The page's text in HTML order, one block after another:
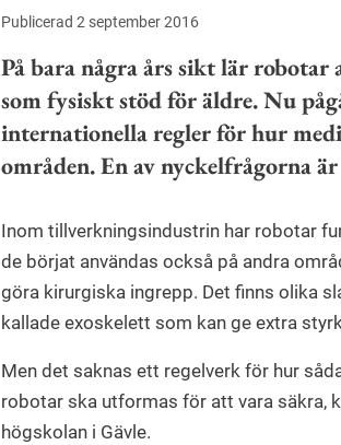
Publicerad 2 september 2016
På bara några års sikt lär
som fysiskt stöd för äldre. Nu
internationella regler för hur
områden. En av nyckelfrågorna
Inom tillverkningsindustrin har robotar
de börjat användas också på andra
göra kirurgiska ingrepp. Det finns olika
kallade exoskelett som kan ge extra
Men det saknas ett regelverk för hur
robotar ska utformas för att vara säkra,
högskolan i Gävle.